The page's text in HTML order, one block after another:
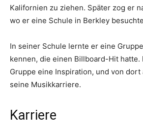
Kalifornien zu ziehen. Später zog er
wo er eine Schule in Berkley
In seiner Schule lernte er eine
kennen, die einen Billboard-Hit hatte.
Gruppe eine Inspiration, und von
seine Musikkarriere.
Karriere